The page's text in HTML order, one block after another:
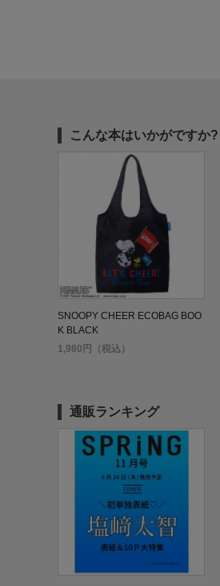
こんな本はいかがですか?
SNOOPY CHEER ECOBAG BOO
K BLACK
1,980円（税込）
通販ランキング